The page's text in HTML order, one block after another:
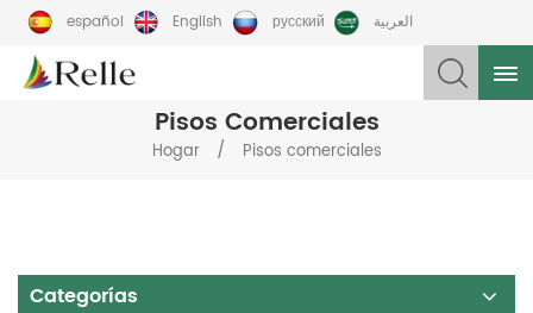
español English русский العربية
Pisos Comerciales
Hogar / Pisos comerciales
Categorías